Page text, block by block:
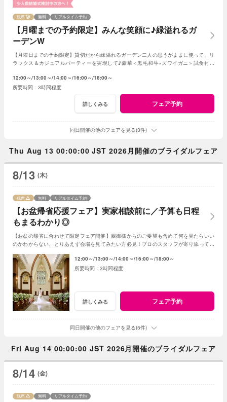
【月曜までの予約限定】みんな笑顔に♪緑溢れるガ
ーデンW
残席 無料 リアルタイム予約
【月曜日までの予約限定】貸切だから緑溢れるガーデン二人の思うがままに使って、リ
ラックス＆カジュアルパーティーを実現して♪豪華＜黒毛和牛×ズワイガニ＞試食付き
12:00～ 13:00～ 14:00～ 16:00～ 18:00～
3時間程度
詳しくみる フェア予約
同日開催の他のフェアを見る(3件)
Thu Aug 13 00:00:00 JST 2026月開催のブライダルフェア
8/13 (木)
【お盆帰省応援フェア】実家相談前に／予算も日程
もまるわかり◎
残席 無料 リアルタイム予約
【お盆の帰省に合わせて限定フェア開催】親御様からのご要望も含めて何を見たらいい
のかわからない、とりあえず会場を見てみたい方必見！プロのスタッフが寄り添ってご
12:00～ 13:00～ 14:00～ 16:00～ 18:00～
3時間程度
詳しくみる フェア予約
同日開催の他のフェアを見る(5件)
Fri Aug 14 00:00:00 JST 2026月開催のブライダルフェア
8/14 (金)
残席 無料 リアルタイム予約